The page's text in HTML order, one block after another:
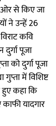
ओर से किए जा
ने उन्हें 26
कवि
पूजा
को दुर्गा पूजा
में विशिष्ट
हुए कहा कि
यादगार